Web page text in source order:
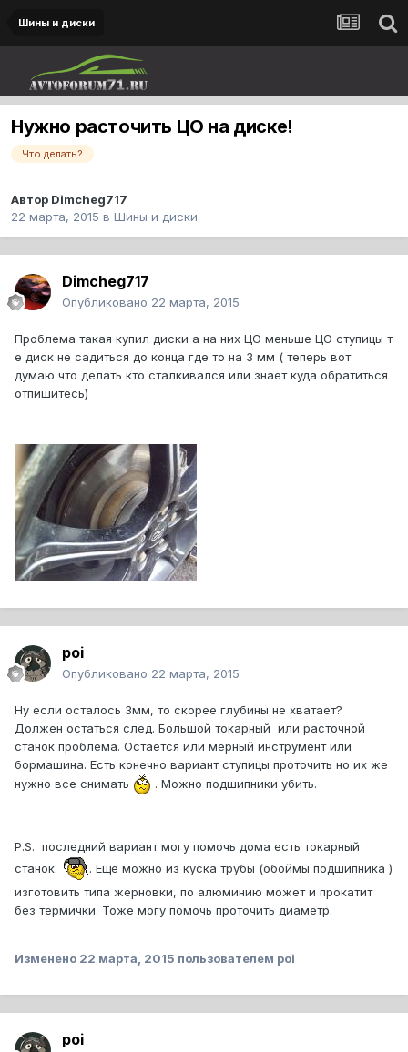
Шины и диски
Нужно расточить ЦО на диске!
Что делать?
Автор Dimcheg717
22 марта, 2015 в Шины и диски
Dimcheg717
Опубликовано 22 марта, 2015
Проблема такая купил диски а на них ЦО меньше ЦО ступицы т
е диск не садиться до конца где то на 3 мм ( теперь вот
думаю что делать кто сталкивался или знает куда обратиться
отпишитесь)
poi
Опубликовано 22 марта, 2015
Ну если осталось 3мм, то скорее глубины не хватает?
Должен остаться след. Большой токарный или расточной
станок проблема. Остаётся или мерный инструмент или
бормашина. Есть конечно вариант ступицы проточить но их же
нужно все снимать
. Можно подшипники убить.
P.S. последний вариант могу помочь дома есть токарный
станок.
. Ещё можно из куска трубы (обоймы подшипника )
изготовить типа жерновки, по алюминию может и прокатит
без термички. Тоже могу помочь проточить диаметр.
Изменено 22 марта, 2015 пользователем poi
poi